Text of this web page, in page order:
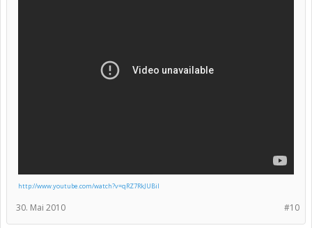
http://www.youtube.com/watch?v=qRZ7RkJUBiI
#10
30. Mai 2010